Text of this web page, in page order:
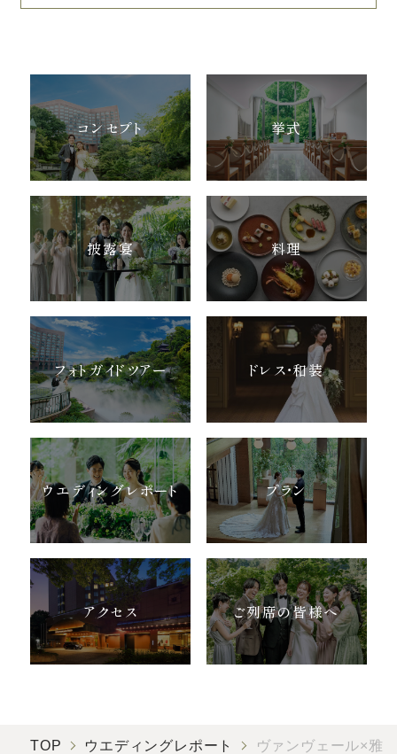
コンセプト 挙式
披露宴 料理
フォトガイドツアー ドレス・和装
ウエディングレポート プラン
アクセス ご列席の皆様へ
TOP ウエディングレポート ヴァンヴェール×雅